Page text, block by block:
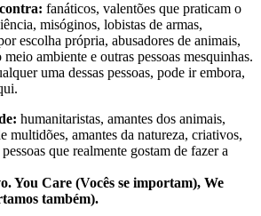
fanáticos, valentões que praticam o
misóginos, lobistas de armas,
escolha própria, abusadores de animais,
ambiente e outras pessoas mesquinhas.
uma dessas pessoas, pode ir embora,
humanitaristas, amantes dos animais,
multidões, amantes da natureza, criativos,
que realmente gostam de fazer a
You Care (Vocês se importam), We
também).